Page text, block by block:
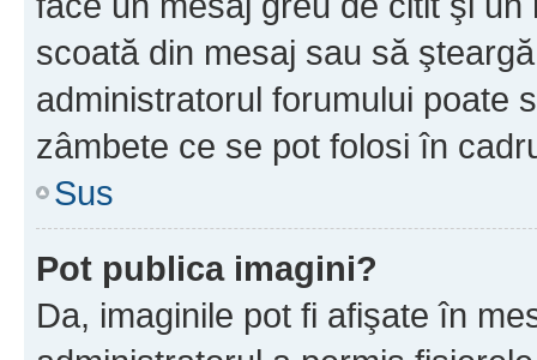
scoată din mesaj sau să
administratorul forumului poate
zâmbete ce se pot folosi în
Sus
Pot publica imagini?
Da, imaginile pot fi afişate în